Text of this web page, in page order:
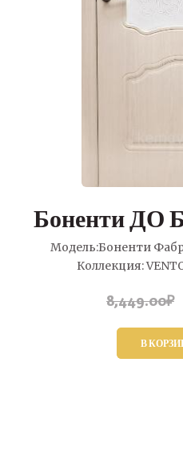
Боненти ДО
Модель:Боненти
Коллекция:
8,449.00₽
В